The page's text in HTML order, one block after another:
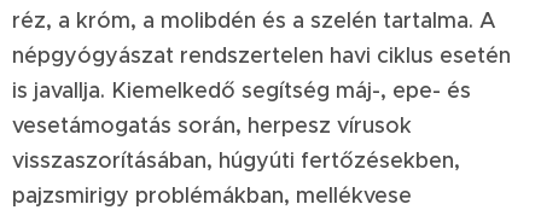
réz, a króm, a molibdén és a szelén tartalma. A
népgyógyászat rendszertelen havi ciklus esetén
is javallja. Kiemelkedő segítség máj-, epe- és
vesetámogatás során, herpesz vírusok
visszaszorításában, húgyúti fertőzésekben,
pajzsmirigy problémákban, mellékvese